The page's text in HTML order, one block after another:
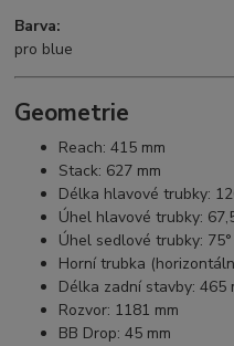
Barva:
pro blue
Geometrie
Reach: 415 mm
Stack: 627 mm
Délka hlavové trubky:
Úhel hlavové trubky:
Úhel sedlové trubky: 75°
Horní trubka
Délka zadní stavby: 465
Rozvor: 1181 mm
BB Drop: 45 mm